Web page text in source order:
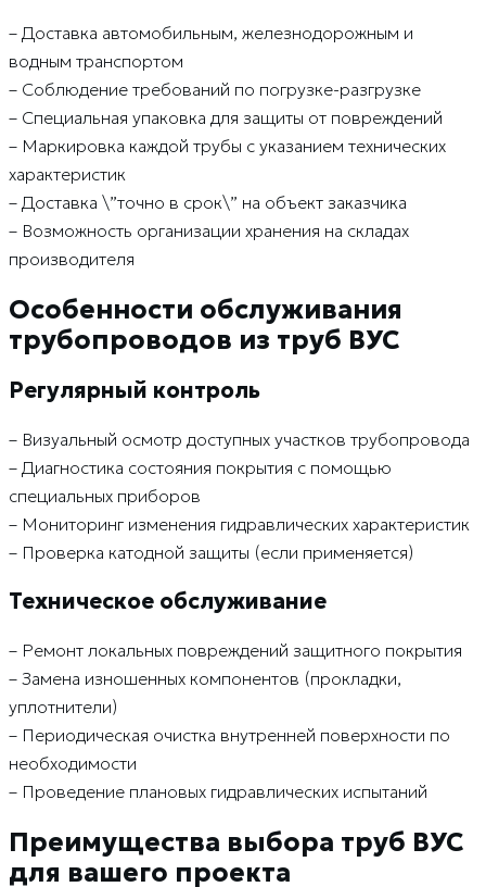
– Доставка автомобильным, железнодорожным и
водным транспортом
– Соблюдение требований по погрузке-разгрузке
– Специальная упаковка для защиты от повреждений
– Маркировка каждой трубы с указанием технических
характеристик
– Доставка \”точно в срок\” на объект заказчика
– Возможность организации хранения на складах
производителя
Особенности обслуживания
трубопроводов из труб ВУС
Регулярный контроль
– Визуальный осмотр доступных участков трубопровода
– Диагностика состояния покрытия с помощью
специальных приборов
– Мониторинг изменения гидравлических характеристик
– Проверка катодной защиты (если применяется)
Техническое обслуживание
– Ремонт локальных повреждений защитного покрытия
– Замена изношенных компонентов (прокладки,
уплотнители)
– Периодическая очистка внутренней поверхности по
необходимости
– Проведение плановых гидравлических испытаний
Преимущества выбора труб ВУС
для вашего проекта